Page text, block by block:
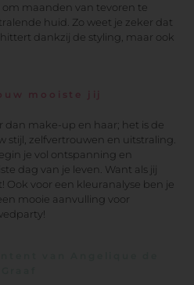
maanden van tevoren te
huid. Zo weet je zeker dat
dankzij de styling, maar ook
mooiste jij
dan make-up en haar; het is de
stijl, zelfvertrouwen en uitstraling.
je vol ontspanning en
dag van je leven. Want als jij
Ook voor een kleuranalyse ben je
mooie aanvulling voor